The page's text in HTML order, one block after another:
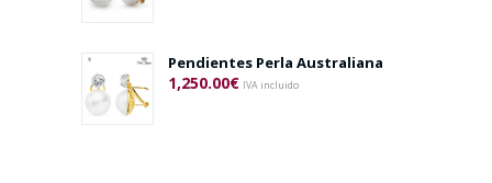
Pendientes Perla Australiana
1,250.00€ IVA incluido